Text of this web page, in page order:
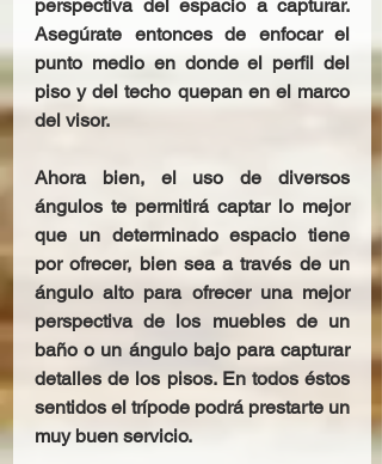
perspectiva del espacio a capturar.
Asegúrate entonces de enfocar el
punto medio en donde el perfil del
piso y del techo quepan en el marco
del visor.
Ahora bien, el uso de diversos
ángulos te permitirá captar lo mejor
que un determinado espacio tiene
por ofrecer, bien sea a través de un
ángulo alto para ofrecer una mejor
perspectiva de los muebles de un
baño o un ángulo bajo para capturar
detalles de los pisos. En todos éstos
sentidos el trípode podrá prestarte un
muy buen servicio.